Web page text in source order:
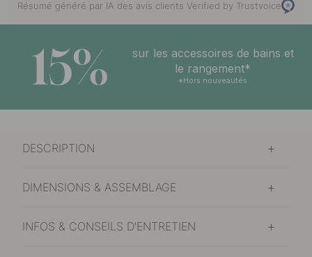
Résumé généré par IA des avis clients Verified by Trustvoice
15%
sur les accessoires de bains et
le rangement*
*Hors nouveautés
DESCRIPTION
DIMENSIONS & ASSEMBLAGE
INFOS & CONSEILS D'ENTRETIEN